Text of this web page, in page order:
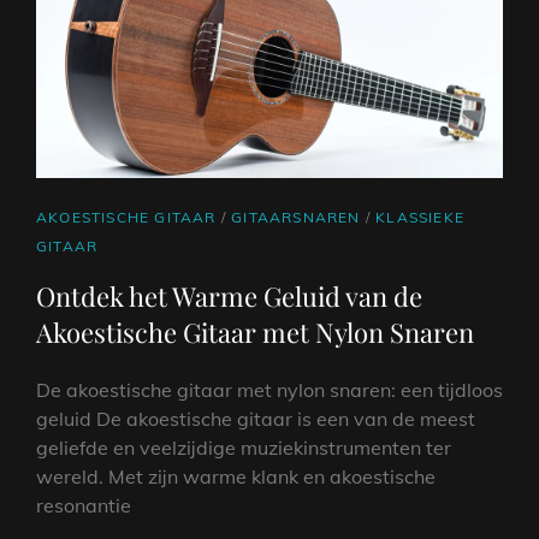
EN
COMFORTABEL
SPELEN
CAT
LINKS
AKOESTISCHE GITAAR /GITAARSNAREN / KLASSIEKE
GITAAR
Ontdek het Warme Geluid van de
Akoestische Gitaar met Nylon Snaren
De akoestische gitaar met nylon snaren: een tijdloos
geluid De akoestische gitaar is een van de meest
geliefde en veelzijdige muziekinstrumenten ter
wereld. Met zijn warme klank en akoestische
resonantie